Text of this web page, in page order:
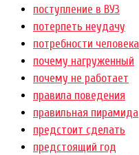
поступление в ВУЗ
потерпеть неудачу
потребности человека
почему нагруженный
почему не работает
правила поведения
правильная пирамида
предстоит сделать
предстоящий год